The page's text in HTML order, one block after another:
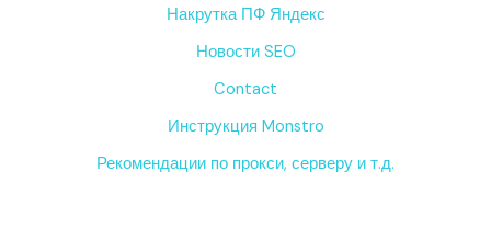
Накрутка ПФ Яндекс
Новости SEO
Contact
Инструкция Monstro
Рекомендации по прокси, серверу и т.д.